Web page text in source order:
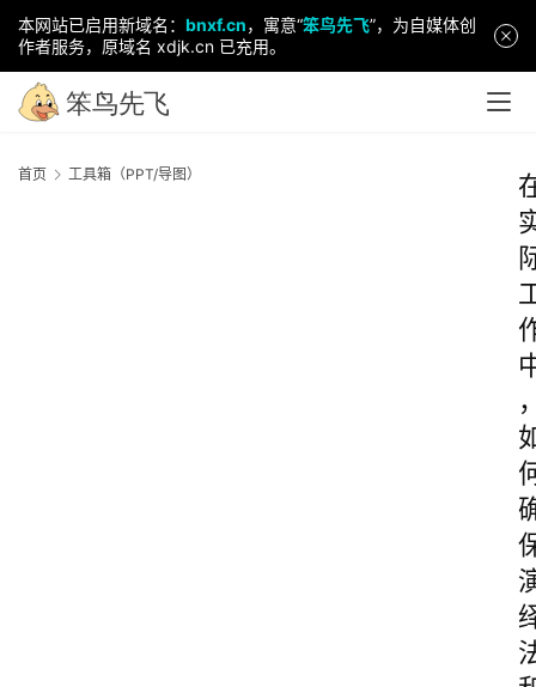
本网站已启用新域名： bnxf.cn，寓意“笨鸟先飞”，为自媒体创
作者服务，原域名 xdjk.cn 已充用。
首页 工具箱（PPT/导图）